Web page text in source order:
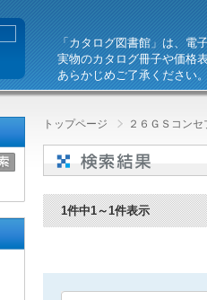
「カタログ図書館」は、電
実物のカタログ冊子や価格
あらかじめご了承ください
トップページ ２６ＧＳコン
1件中1～1件表示